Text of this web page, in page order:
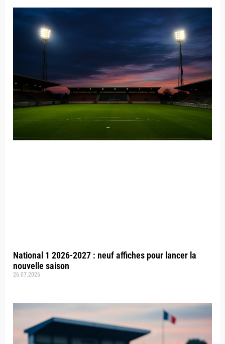
National 1 2026-2027 : neuf affiches pour lancer la
nouvelle saison
26.07.2026